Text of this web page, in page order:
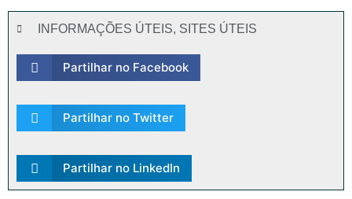
INFORMAÇÕES ÚTEIS, SITES ÚTEIS
Partilhar no Facebook
Partilhar no Twitter
Partilhar no LinkedIn